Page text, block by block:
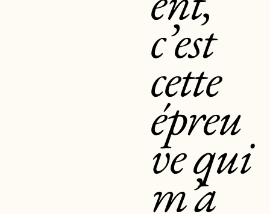
c’est
cette
épreu
ve qui
m’a